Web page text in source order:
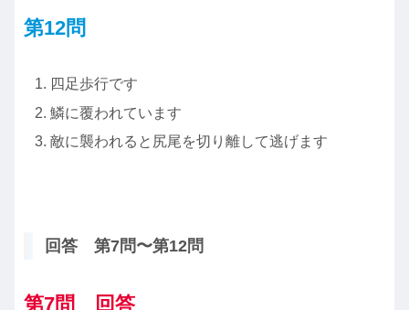
第12問
四足歩行です
鱗に覆われています
敵に襲われると尻尾を切り離して逃げます
回答 第7問〜第12問
第7問 回答